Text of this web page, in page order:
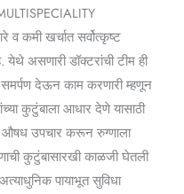
कमी खर्चात सर्वोत्कृष्ट
असणारी डॉक्टरांची टीम ही
देऊन काम करणारी म्हणून
कुटुंबाला आधार देणे यासाठी
औषध उपचार करून रुग्णाला
कुटुंबासारखी काळजी घेतली
पायाभूत सुविधा